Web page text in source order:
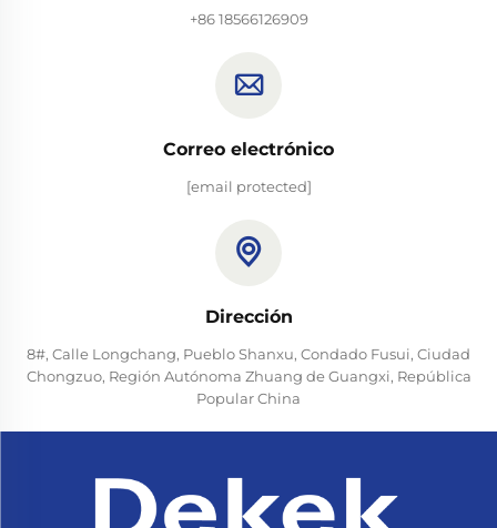
+86 18566126909
Correo electrónico
[email protected]
Dirección
8#, Calle Longchang, Pueblo Shanxu, Condado Fusui, Ciudad
Chongzuo, Región Autónoma Zhuang de Guangxi, República
Popular China